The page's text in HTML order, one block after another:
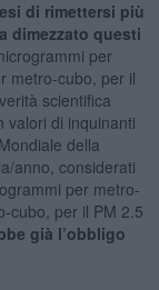
di rimettersi più
dimezzato questi
per
metro-cubo, per il
scientifica
valori di inquinanti
della
anno, considerati
per metro-
cubo, per il PM 2.5
già l’obbligo